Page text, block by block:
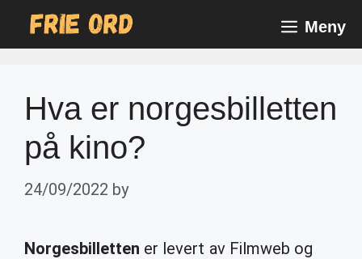
Meny
Hva er norgesbilletten
på kino?
24/09/2022 by
Norgesbilletten er levert av Filmweb og